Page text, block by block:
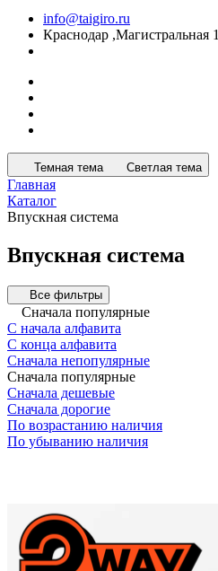
info@taigiro.ru
Краснодар ,Магистральная 1
Темная тема Светлая тема
Главная
Каталог
Впускная система
Впускная система
Все фильтры
Сначала популярные
С начала алфавита
С конца алфавита
Сначала непопулярные
Сначала популярные
Сначала дешевые
Сначала дорогие
По возрастанию наличия
По убыванию наличия